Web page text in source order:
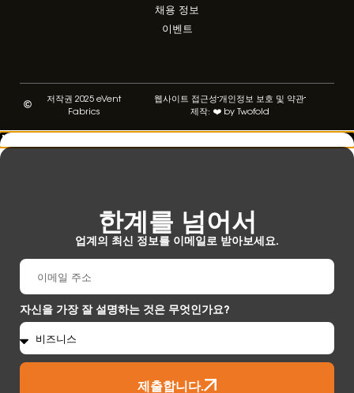
채용 정보
이벤트
저작권 2025 eVent
Fabrics
웹사이트 접근성개인정보 보호 및 약관
제작: ❤️ by Twofold
한계를 넘어서
업계의 최신 정보를 이메일로 받아보세요.
자신을 가장 잘 설명하는 것은 무엇인가요?
제출합니다.